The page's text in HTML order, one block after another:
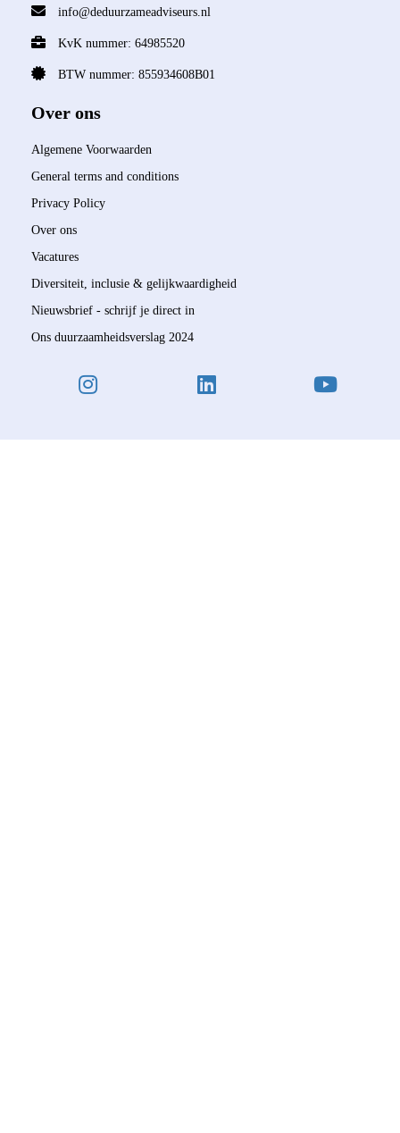
info@deduurzameadviseurs.nl
KvK nummer: 64985520
BTW nummer: 855934608B01
Over ons
Algemene Voorwaarden
General terms and conditions
Privacy Policy
Over ons
Vacatures
Diversiteit, inclusie & gelijkwaardigheid
Nieuwsbrief - schrijf je direct in
Ons duurzaamheidsverslag 2024